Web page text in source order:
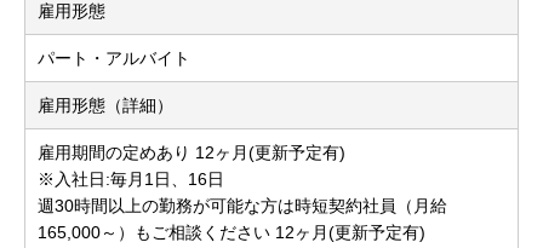
雇用形態
パート・アルバイト
雇用形態（詳細）
雇用期間の定めあり 12ヶ月(更新予定有)
※入社日:毎月1日、16日
週30時間以上の勤務が可能な方は時短契約社員（月給
165,000～）もご相談ください 12ヶ月(更新予定有)